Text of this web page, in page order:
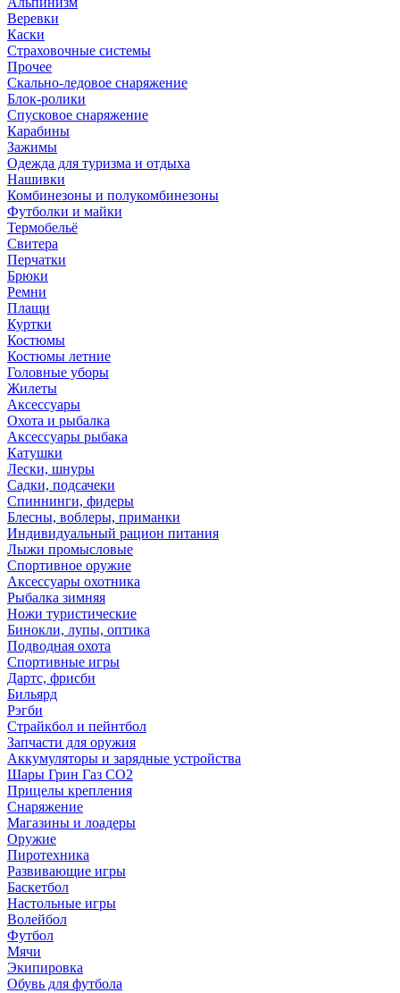
Веревки
Каски
Страховочные системы
Прочее
Скально-ледовое снаряжение
Блок-ролики
Спусковое снаряжение
Карабины
Зажимы
Одежда для туризма и отдыха
Нашивки
Комбинезоны и полукомбинезоны
Футболки и майки
Термобельё
Свитера
Перчатки
Брюки
Ремни
Плащи
Куртки
Костюмы
Костюмы летние
Головные уборы
Жилеты
Аксессуары
Охота и рыбалка
Аксессуары рыбака
Катушки
Лески, шнуры
Садки, подсачеки
Спиннинги, фидеры
Блесны, воблеры, приманки
Индивидуальный рацион питания
Лыжи промысловые
Спортивное оружие
Аксессуары охотника
Рыбалка зимняя
Ножи туристические
Бинокли, лупы, оптика
Подводная охота
Спортивные игры
Дартс, фрисби
Бильярд
Рэгби
Страйкбол и пейнтбол
Запчасти для оружия
Аккумуляторы и зарядные устройства
Шары Грин Газ СО2
Прицелы крепления
Снаряжение
Магазины и лоадеры
Оружие
Пиротехника
Развивающие игры
Баскетбол
Настольные игры
Волейбол
Футбол
Мячи
Экипировка
Обувь для футбола